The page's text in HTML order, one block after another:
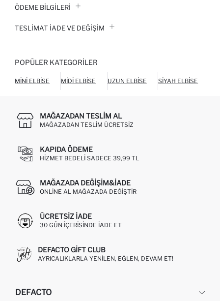
ÖDEME BİLGİLERİ
TESLIMAT İADE VE DEĞIŞIM
POPÜLER KATEGORILER
MINI ELBISE MIDI ELBISE UZUN ELBISE SIYAH ELBISE
MAĞAZADAN TESLIM AL
MAĞAZADAN TESLIM ÜCRETSIZ
KAPIDA ÖDEME
HIZMET BEDELI SADECE 39,99 TL
MAĞAZADA DEĞIŞIM&İADE
ONLINE AL MAĞAZADA DEĞIŞTIR
ÜCRETSIZ IADE
30 GÜN IÇERISINDE IADE ET
DEFACTO GIFT CLUB
AYRICALIKLARLA YENILEN, EĞLEN, DEVAM ET!
DEFACTO